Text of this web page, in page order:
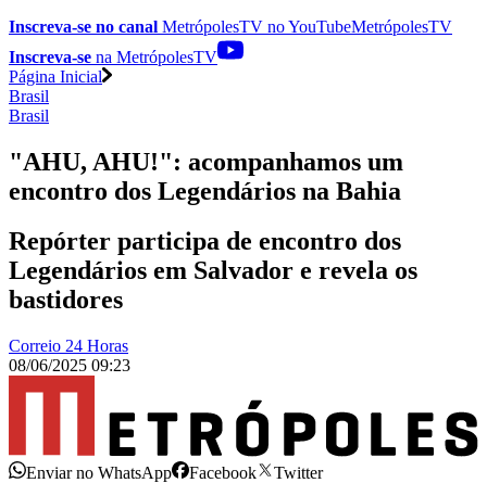
Inscreva-se no canal MetrópolesTV noYouTubeMetrópolesTV
Inscreva-se na MetrópolesTV
Página Inicial
Brasil
Brasil
"AHU, AHU!": acompanhamos um
encontro dos Legendários na Bahia
Repórter participa de encontro dos
Legendários em Salvador e revela os
bastidores
Correio 24 Horas
08/06/2025 09:23
Enviar no WhatsApp Facebook
Twitter